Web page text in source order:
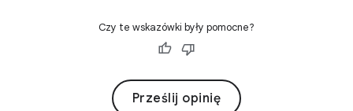
Czy te wskazówki były pomocne?
Prześlij opinię